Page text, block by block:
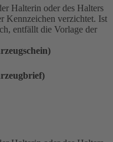
Halterin oder des Halters
Kennzeichen verzichtet. Ist
entfällt die Vorlage der